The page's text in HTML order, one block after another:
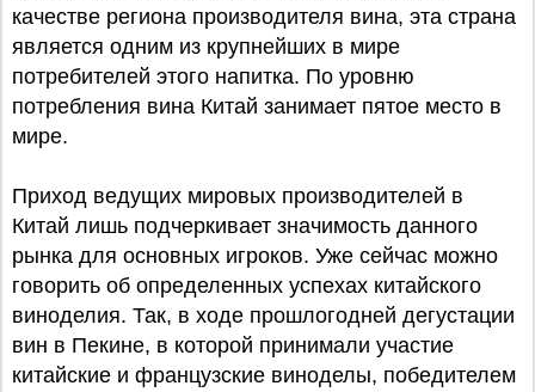
качестве региона производителя вина, эта страна
является одним из крупнейших в мире
потребителей этого напитка. По уровню
потребления вина Китай занимает пятое место в
мире.
Приход ведущих мировых производителей в
Китай лишь подчеркивает значимость данного
рынка для основных игроков. Уже сейчас можно
говорить об определенных успехах китайского
виноделия. Так, в ходе прошлогодней дегустации
вин в Пекине, в которой принимали участие
китайские и французские виноделы, победителем